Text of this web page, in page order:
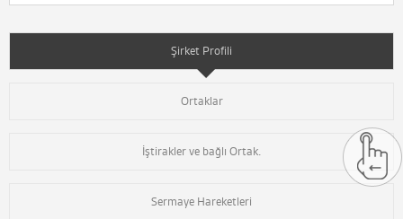
Şirket Profili
Ortaklar
İştirakler ve bağlı Ortak.
Sermaye Hareketleri